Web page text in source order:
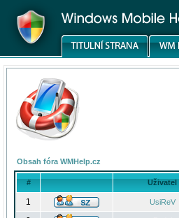
Obsah fóra WMHelp.cz
# Uživatel
1 UsiReV